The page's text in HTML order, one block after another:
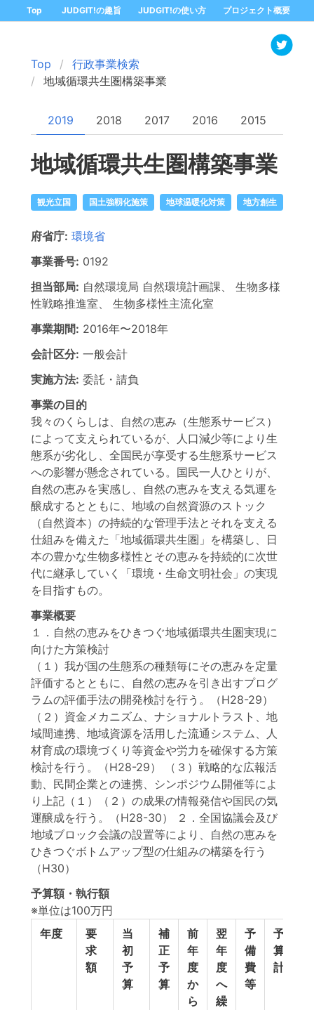
Top JUDGIT!の趣旨 JUDGIT!の使い方 プロジェクト概要
Top
行政事業検索
地域循環共生圏構築事業
2019 2018 2017 2016 2015
地域循環共生圏構築事業
観光立国 国土強靱化施策 地球温暖化対策 地方創生
府省庁: 環境省
事業番号: 0192
担当部局: 自然環境局 自然環境計画課、 生物多様
性戦略推進室、 生物多様性主流化室
事業期間: 2016年〜2018年
会計区分: 一般会計
実施方法: 委託・請負
事業の目的
我々のくらしは、自然の恵み（生態系サービス）
によって支えられているが、人口減少等により生
態系が劣化し、全国民が享受する生態系サービス
への影響が懸念されている。国民一人ひとりが、
自然の恵みを実感し、自然の恵みを支える気運を
醸成するとともに、地域の自然資源のストック
（自然資本）の持続的な管理手法とそれを支える
仕組みを備えた「地域循環共生圏」を構築し、日
本の豊かな生物多様性とその恵みを持続的に次世
代に継承していく「環境・生命文明社会」の実現
を目指すもの。
事業概要
１．自然の恵みをひきつぐ地域循環共生圏実現に
向けた方策検討
（１）我が国の生態系の種類毎にその恵みを定量
評価するとともに、自然の恵みを引き出すプログ
ラムの評価手法の開発検討を行う。（H28-29）
（２）資金メカニズム、ナショナルトラスト、地
域間連携、地域資源を活用した流通システム、人
材育成の環境づくり等資金や労力を確保する方策
検討を行う。（H28-29） （３）戦略的な広報活
動、民間企業との連携、シンポジウム開催等によ
り上記（１）（２）の成果の情報発信や国民の気
運醸成を行う。（H28-30） ２．全国協議会及び
地域ブロック会議の設置等により、自然の恵みを
ひきつぐボトムアップ型の仕組みの構築を行う
（H30）
予算額・執行額
※単位は100万円
年度
要
求
額
当
初
予
算
補
正
予
算
前
年
度
か
ら
翌
年
度
へ
繰
予
備
費
等
予
算
計